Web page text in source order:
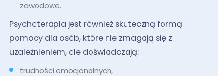
zawodowe.
Psychoterapia jest również skuteczną formą
pomocy dla osób, które nie zmagają się z
uzależnieniem, ale doświadczają:
trudności emocjonalnych,